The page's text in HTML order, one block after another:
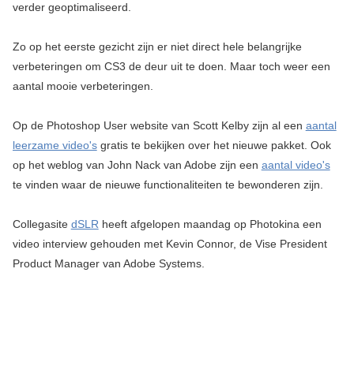
verder geoptimaliseerd.
Zo op het eerste gezicht zijn er niet direct hele belangrijke
verbeteringen om CS3 de deur uit te doen. Maar toch weer een
aantal mooie verbeteringen.
Op de Photoshop User website van Scott Kelby zijn al een aantal
leerzame video'sgratis te bekijken over het nieuwe pakket. Ook
op het weblog van John Nack van Adobe zijn een aantal video's
te vinden waar de nieuwe functionaliteiten te bewonderen zijn.
Collegasite dSLRheeft afgelopen maandag op Photokina een
video interview gehouden met Kevin Connor, de Vise President
Product Manager van Adobe Systems.